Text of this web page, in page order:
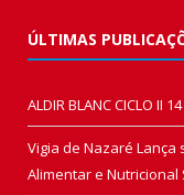
ÚLTIMAS
ALDIR BLANC CICLO II
Vigia de Nazaré Lança
Alimentar e Nutricional